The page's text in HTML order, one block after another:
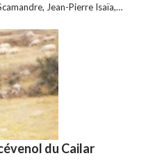
Jean-Pierre Isaïa,…
du Cailar